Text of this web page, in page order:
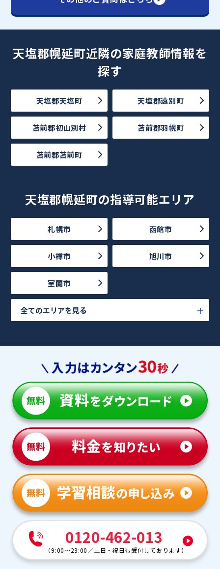
天塩郡幌延町近隣の家庭教師情報を
探す
天塩郡天塩町 天塩郡遠別町
苫前郡初山別村 苫前郡羽幌町
苫前郡苫前町
天塩郡幌延町の指導可能エリア
札幌市 函館市
小樽市 旭川市
室蘭市
全てのエリアを見る
0120-462-013
（9:00～23:00 ／土日・祝日も受付しております）